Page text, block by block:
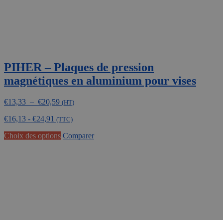
PIHER – Plaques de pression
magnétiques en aluminium pour vises
€13,33 – €20,59Plage
prix :
à
(HT)
€16,13 - €24,91 (TTC)
Choix des options Ce
Comparer